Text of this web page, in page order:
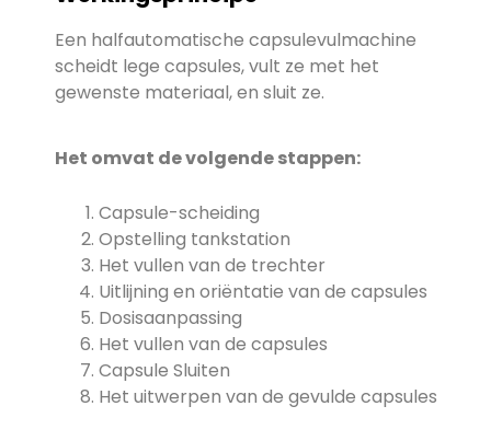
Een halfautomatische capsulevulmachine
scheidt lege capsules, vult ze met het
Capsule-scheiding
Opstelling tankstation
Het vullen van de trechter
Uitlijning en oriëntatie van de capsules
Dosisaanpassing
Het vullen van de capsules
Capsule Sluiten